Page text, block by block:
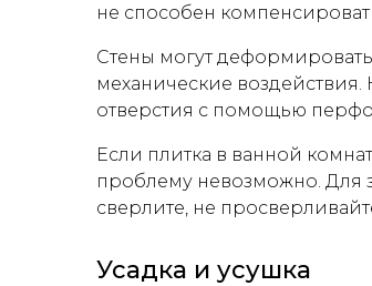
не способен
Стены могут
механические
отверстия с помощью
Если плитка в ванной
проблему невозможно. Для
сверлите, не
Усадка и усушка